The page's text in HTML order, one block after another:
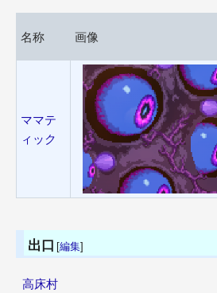
名称 画像
ママテ
ィック
出口 [編集]
高床村